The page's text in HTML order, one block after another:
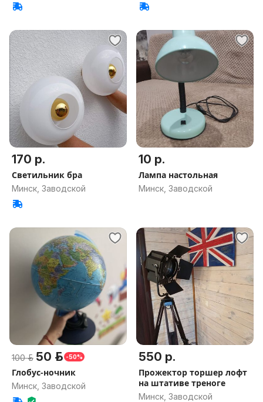
170 р.
Светильник бра
Минск, Заводской
10 р.
Лампа настольная
Минск, Заводской
100 р. 50 р. -50%
Глобус-ночник
Минск, Заводской
550 р.
Прожектор торшер лофт
на штативе треноге
Минск, Заводской